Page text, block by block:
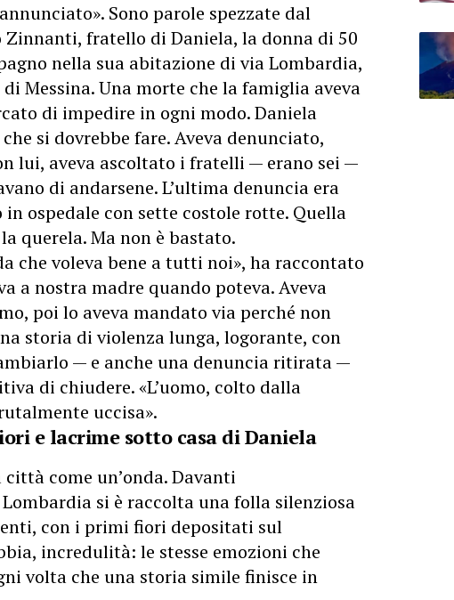
Sono parole spezzate dal
Zinnanti, fratello di Daniela, la donna di 50
nella sua abitazione di via Lombardia,
Messina. Una morte che la famiglia aveva
di impedire in ogni modo. Daniela
si dovrebbe fare. Aveva denunciato,
lui, aveva ascoltato i fratelli — erano sei —
di andarsene. L’ultima denuncia era
ospedale con sette costole rotte. Quella
querela. Ma non è bastato.
che voleva bene a tutti noi», ha raccontato
a nostra madre quando poteva. Aveva
poi lo aveva mandato via perché non
storia di violenza lunga, logorante, con
— e anche una denuncia ritirata —
di chiudere. «L’uomo, colto dalla
uccisa».
e lacrime sotto casa di Daniela
come un’onda. Davanti
si è raccolta una folla silenziosa
con i primi fiori depositati sul
incredulità: le stesse emozioni che
volta che una storia simile finisce in